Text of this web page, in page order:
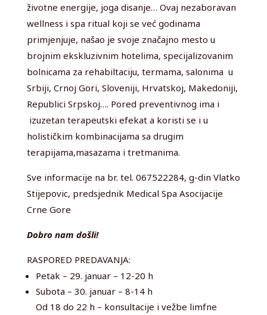
životne energije, joga disanje… Ovaj nezaboravan
wellness i spa ritual koji se već godinama
primjenjuje, našao je svoje značajno mesto u
brojnim ekskluzivnim hotelima, specijalizovanim
bolnicama za rehabiltaciju, termama, salonima u
Srbiji, Crnoj Gori, Sloveniji, Hrvatskoj, Makedoniji,
Republici Srpskoj…. Pored preventivnog ima i
izuzetan terapeutski efekat a koristi se i u
holističkim kombinacijama sa drugim
terapijama,masazama i tretmanima.
Sve informacije na br. tel. 067522284, g-din Vlatko
Stijepovic, predsjednik Medical Spa Asocijacije
Crne Gore
Dobro nam došli!
RASPORED PREDAVANJA:
Petak – 29. januar – 12-20 h
Subota – 30. januar – 8-14 h
Od 18 do 22 h – konsultacije i vežbe limfne